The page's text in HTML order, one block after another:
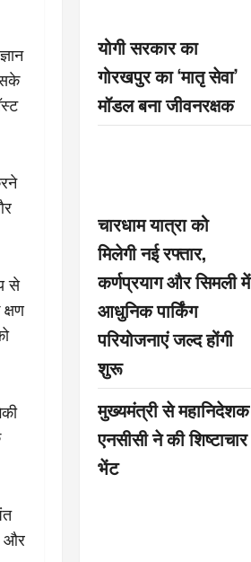
से
और
योगी सरकार का
गोरखपुर का ‘मातृ सेवा’
मॉडल बना जीवनरक्षक
चारधाम यात्रा को
मिलेगी नई रफ्तार,
कर्णप्रयाग और सिमली में
आधुनिक पार्किंग
परियोजनाएं जल्द होंगी
शुरू
मुख्यमंत्री से महानिदेशक
एनसीसी ने की शिष्टाचार
भेंट